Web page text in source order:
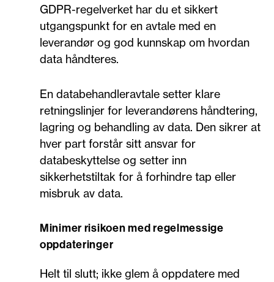
GDPR-regelverket har du et sikkert
utgangspunkt for en avtale med en
leverandør og god kunnskap om hvordan
data håndteres.
En databehandleravtale setter klare
retningslinjer for leverandørens håndtering,
lagring og behandling av data. Den sikrer at
hver part forstår sitt ansvar for
databeskyttelse og setter inn
sikkerhetstiltak for å forhindre tap eller
misbruk av data.
Minimer risikoen med regelmessige
oppdateringer
Helt til slutt; ikke glem å oppdatere med